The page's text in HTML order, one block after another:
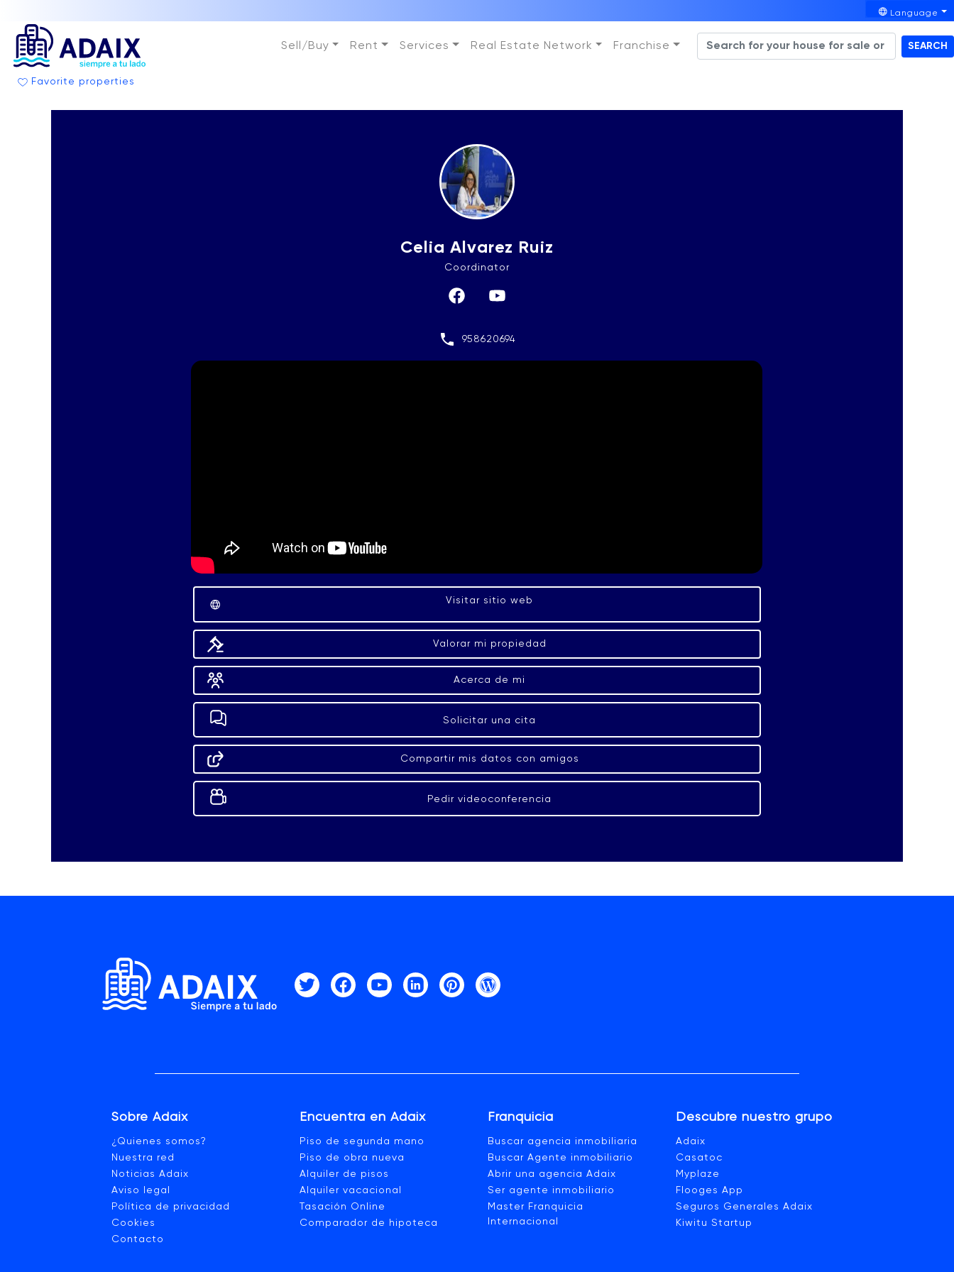
Language
Sell/Buy Rent Services Real Estate Network Franchise SEARCH
Favorite properties
Celia Alvarez Ruiz
Coordinator
958620694
Visitar sitio web
Valorar mi propiedad
Acerca de mi
Solicitar una cita
Compartir mis datos con amigos
Pedir videoconferencia
Sobre Adaix
¿Quienes somos?
Nuestra red
Noticias Adaix
Aviso legal
Política de privacidad
Cookies
Contacto
Encuentra en Adaix
Piso de segunda mano
Piso de obra nueva
Alquiler de pisos
Alquiler vacacional
Tasación Online
Comparador de hipoteca
Franquicia
Buscar agencia inmobiliaria
Buscar Agente inmobiliario
Abrir una agencia Adaix
Ser agente inmobiliario
Master Franquicia
Internacional
Descubre nuestro grupo
Adaix
Casatoc
Myplaze
Flooges App
Seguros Generales Adaix
Kiwitu Startup